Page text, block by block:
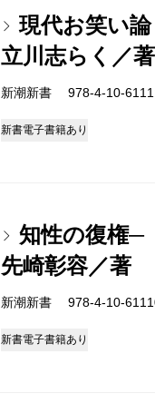
現代お笑い論
立川志らく／著
新潮新書 978-4-10-
新書電子書籍あり
知性の復権─
先崎彰容／著
新潮新書 978-4-10-
新書電子書籍あり